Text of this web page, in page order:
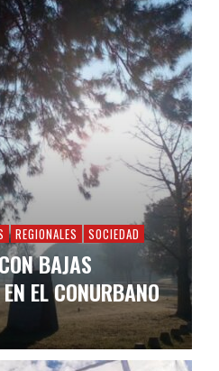
REGIONALES SOCIEDAD
BAJAS
EL CONURBANO